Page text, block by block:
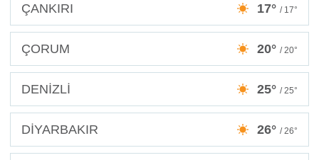
ÇANKIRI 17° / 17°
ÇORUM 20° / 20°
DENİZLİ 25° / 25°
DİYARBAKIR 26° / 26°